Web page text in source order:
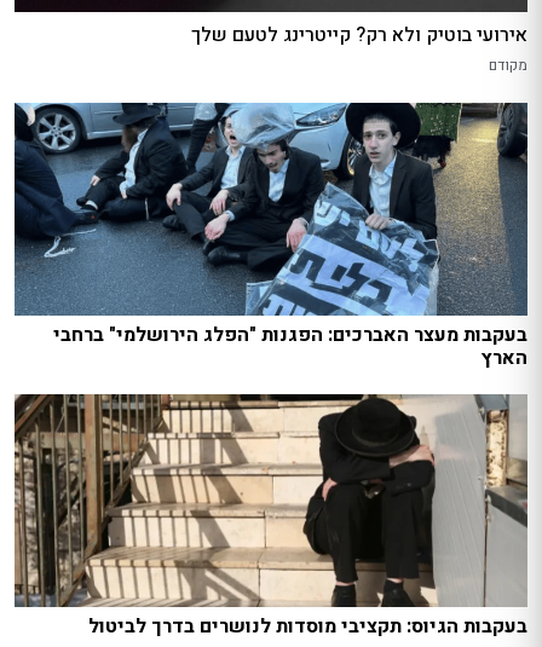
אירועי בוטיק ולא רק? קייטרינג לטעם שלך
מקודם
בעקבות מעצר האברכים: הפגנות "הפלג הירושלמי" ברחבי
הארץ
בעקבות הגיוס: תקציבי מוסדות לנושרים בדרך לביטול